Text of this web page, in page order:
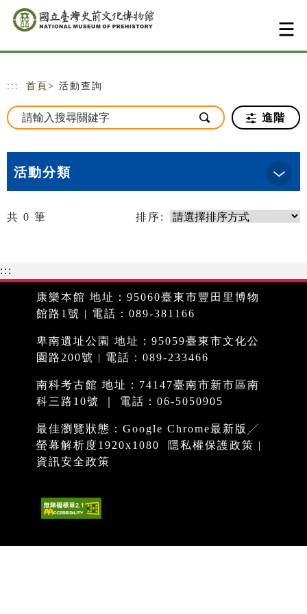
跳到主要內容
網站導覽
::: 首頁 > 活動查詢
進階
活動分類
共 0 筆 排序:
:::
康樂本館 地址：95060臺東市豐田里博物
館路1號 | 電話：089-381166
卑南遺址公園 地址：95059臺東市文化公
園路200號 | 電話：089-233466
南科考古館 地址：74147臺南市新市區南
科三路10號 ｜ 電話：06-5050905
最佳瀏覽狀態：Google Chrome最新版╱
螢幕解析度1920x1080
隱私權保護政策 |
資訊安全政策